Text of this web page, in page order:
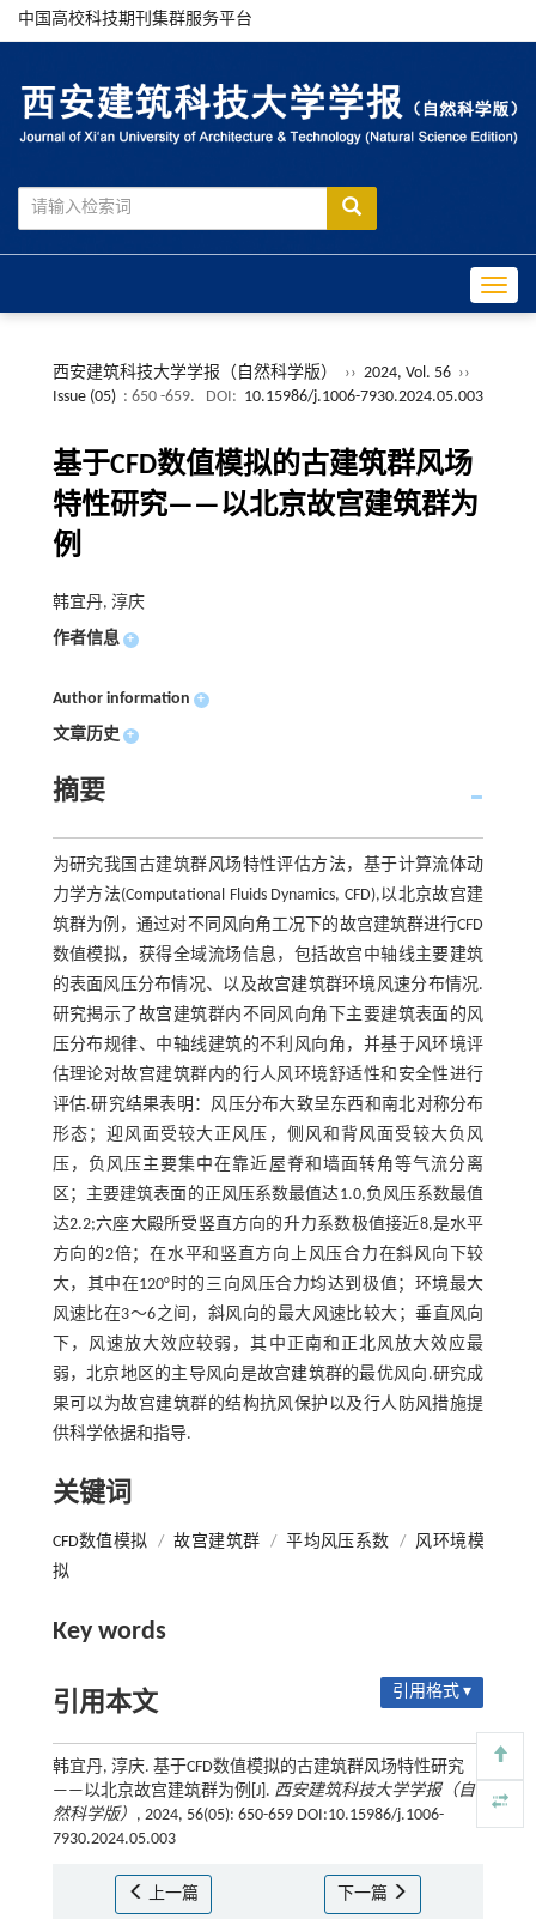
中国高校科技期刊集群服务平台
西安建筑科技大学学报（自然科学版） ›› 2024, Vol. 56 ››
Issue (05) : 650 -659. DOI: 10.15986/j.1006-7930.2024.05.003
基于CFD数值模拟的古建筑群风场
特性研究——以北京故宫建筑群为
例
韩宜丹, 淳庆
作者信息 +
Author information +
文章历史 +
摘要
为研究我国古建筑群风场特性评估方法，基于计算流体动
力学方法(Computational Fluids Dynamics, CFD),以北京故宫建
筑群为例，通过对不同风向角工况下的故宫建筑群进行CFD
数值模拟，获得全域流场信息，包括故宫中轴线主要建筑
的表面风压分布情况、以及故宫建筑群环境风速分布情况.
研究揭示了故宫建筑群内不同风向角下主要建筑表面的风
压分布规律、中轴线建筑的不利风向角，并基于风环境评
估理论对故宫建筑群内的行人风环境舒适性和安全性进行
评估.研究结果表明：风压分布大致呈东西和南北对称分布
形态；迎风面受较大正风压，侧风和背风面受较大负风
压，负风压主要集中在靠近屋脊和墙面转角等气流分离
区；主要建筑表面的正风压系数最值达1.0,负风压系数最值
达2.2;六座大殿所受竖直方向的升力系数极值接近8,是水平
方向的2倍；在水平和竖直方向上风压合力在斜风向下较
大，其中在120°时的三向风压合力均达到极值；环境最大
风速比在3～6之间，斜风向的最大风速比较大；垂直风向
下，风速放大效应较弱，其中正南和正北风放大效应最
弱，北京地区的主导风向是故宫建筑群的最优风向.研究成
果可以为故宫建筑群的结构抗风保护以及行人防风措施提
供科学依据和指导.
关键词
CFD数值模拟 / 故宫建筑群 / 平均风压系数 /
风环境模
拟
Key words
引用本文 引用格式 ▾
韩宜丹, 淳庆. 基于CFD数值模拟的古建筑群风场特性研究
——以北京故宫建筑群为例[J]. 西安建筑科技大学学报（自
然科学版） , 2024, 56(05): 650-659 DOI:10.15986/j.1006-
7930.2024.05.003
上一篇 下一篇